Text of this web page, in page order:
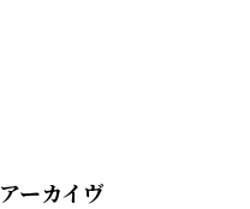
アーカイヴ